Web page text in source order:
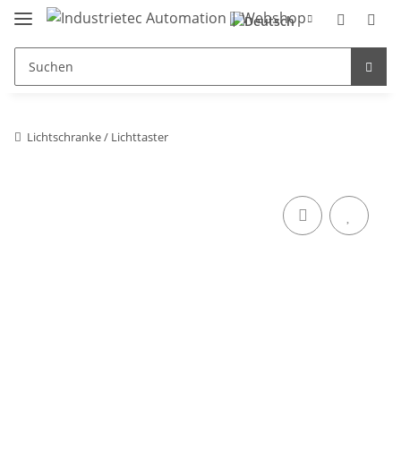
Lichtschranke / Lichttaster